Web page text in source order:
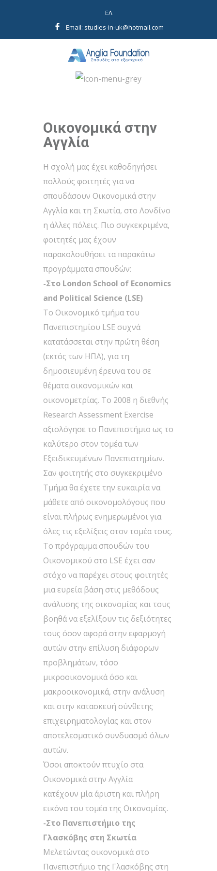
EΛ
Email: studies-in-uk@hotmail.com
Οικονομικά στην
Αγγλία
Η σχολή μας έχει καθοδηγήσει
πολλούς φοιτητές για να
σπουδάσουν Οικονομικά στην
Αγγλία και τη Σκωτία, στο Λονδίνο
η άλλες πόλεις. Πιο συγκεκριμένα,
φοιτητές μας έχουν
παρακολουθήσει τα παρακάτω
προγράμματα σπουδών:
-Στο London School of Economics
and Political Science (LSE)
Το Οικονομικό τμήμα του
Πανεπιστημίου LSE συχνά
κατατάσσεται στην πρώτη θέση
(εκτός των ΗΠΑ), για τη
δημοσιευμένη έρευνα του σε
θέματα οικονομικών και
οικονομετρίας. Το 2008 η διεθνής
Research Assessment Exercise
αξιολόγησε το Πανεπιστήμιο ως το
καλύτερο στον τομέα των
Εξειδικευμένων Πανεπιστημίων.
Σαν φοιτητής στο συγκεκριμένο
Τμήμα θα έχετε την ευκαιρία να
μάθετε από οικονομολόγους που
είναι πλήρως ενημερωμένοι για
όλες τις εξελίξεις στον τομέα τους.
Το πρόγραμμα σπουδών του
Οικονομικού στο LSE έχει σαν
στόχο να παρέχει στους φοιτητές
μια ευρεία βάση στις μεθόδους
ανάλυσης της οικονομίας και τους
βοηθά να εξελίξουν τις δεξιότητες
τους όσον αφορά στην εφαρμογή
αυτών στην επίλυση διάφορων
προβλημάτων, τόσο
μικροοικονομικά όσο και
μακροοικονομικά, στην ανάλυση
και στην κατασκευή σύνθετης
επιχειρηματολογίας και στον
αποτελεσματικό συνδυασμό όλων
αυτών.
Όσοι αποκτούν πτυχίο στα
Οικονομικά στην Αγγλία
κατέχουν μία άριστη και πλήρη
εικόνα του τομέα της Οικονομίας.
-Στο Πανεπιστήμιο της
Γλασκόβης στη Σκωτία
Μελετώντας οικονομικά στο
Πανεπιστήμιο της Γλασκόβης στη